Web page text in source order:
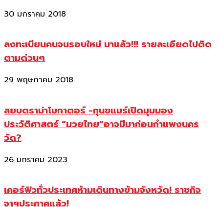
30 มกราคม 2018
ลงทะเบียนคนจนรอบใหม่ มาแล้ว!!! รายละเอียดไปติด
ตามด่วนๆ
29 พฤษภาคม 2018
สยบดราม่าโบกาตอร์ -กุนขแมร์เปิดมุมมอง
ประวัติศาสตร์ “มวยไทย”อาจมีมาก่อนกำแพงนคร
วัด?
26 มกราคม 2023
เคอร์ฟิวทั่วประเทศห้ามเดินทางข้ามจังหวัด! ราชกิจ
จาฯประกาศแล้ว!